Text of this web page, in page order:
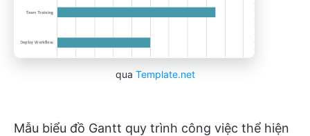
qua Template.net
Mẫu biểu đồ Gantt quy trình công việc thể hiện